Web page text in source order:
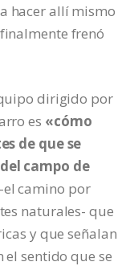
hacer allí mismo
frenó
dirigido por
es «cómo
de que se
campo de
el camino por
naturales- que
y que señalan
el sentido que se